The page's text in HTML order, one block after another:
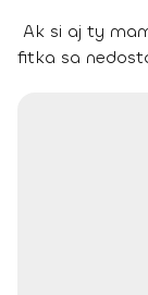
Ak si aj ty
fitka sa